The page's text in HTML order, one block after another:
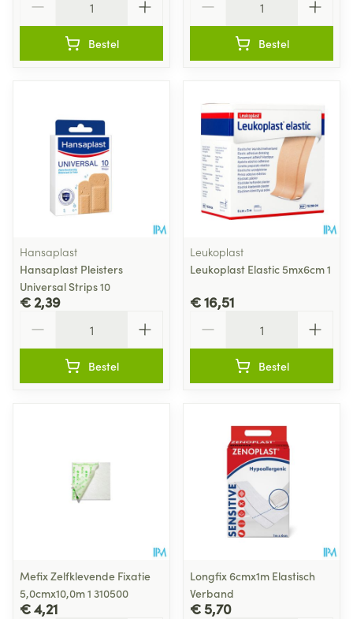
Bestel Bestel
Hansaplast
Hansaplast Pleisters
Universal Strips 10
€ 2,39
Bestel
Leukoplast
Leukoplast Elastic 5mx6cm 1
€ 16,51
Bestel
Mefix Zelfklevende Fixatie
5,0cmx10,0m 1 310500
€ 4,21
Longfix 6cmx1m Elastisch
Verband
€ 5,70